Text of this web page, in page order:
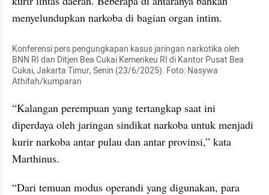
menyelundupkan narkoba di bagian organ intim.
Konferensi pers pengungkapan kasus jaringan narkotika oleh
BNN RI dan Ditjen Bea Cukai Kemenkeu RI di Kantor Pusat Bea
Cukai, Jakarta Timur, Senin (23/6/2025). Foto: Nasywa
Athifah/kumparan
“Kalangan perempuan yang tertangkap saat ini
diperdaya oleh jaringan sindikat narkoba untuk menjadi
kurir narkoba antar pulau dan antar provinsi,” kata
Marthinus.
“Dari temuan modus operandi yang digunakan, para